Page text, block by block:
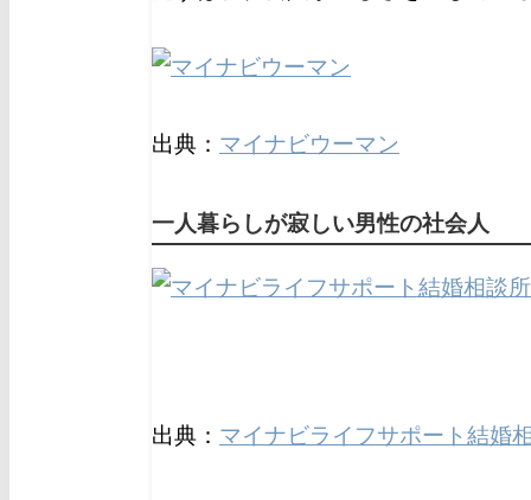
出典： マイナビウーマン
一人暮らしが寂しい男性の社会人
出典： マイナビライフサポート結婚